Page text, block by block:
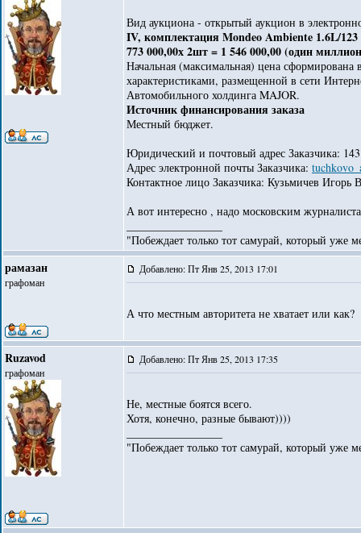
Вид аукциона - открытый аукцион в
IV, комплектация Mondeo Ambiente 1.6L/
773 000,00х 2шт = 1 546 000,00 (один
Начальная (максимальная) цена
характеристиками, размещенной в сети
Автомобильного холдинга MAJOR.
Источник финансирования заказа
Местный бюджет.
Юридический и почтовый адрес Заказчика:
Адрес электронной почты Заказчика:
Контактное лицо Заказчика: Кузьмичев Игорь
А вот интересно , надо московским
"Побеждает только тот самурай, который уже
рамазан
графоман
Добавлено: Пт Янв 25, 2013 17:01
А что местным авторитета не хватает или как?
Ruzavod
графоман
Добавлено: Пт Янв 25, 2013 17:35
Не, местные боятся всего.
Хотя, конечно, разные бывают))))
"Побеждает только тот самурай, который уже